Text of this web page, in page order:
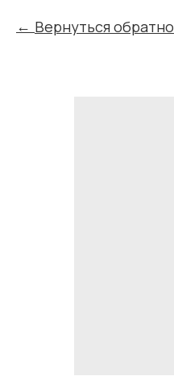
Вернуться обратно